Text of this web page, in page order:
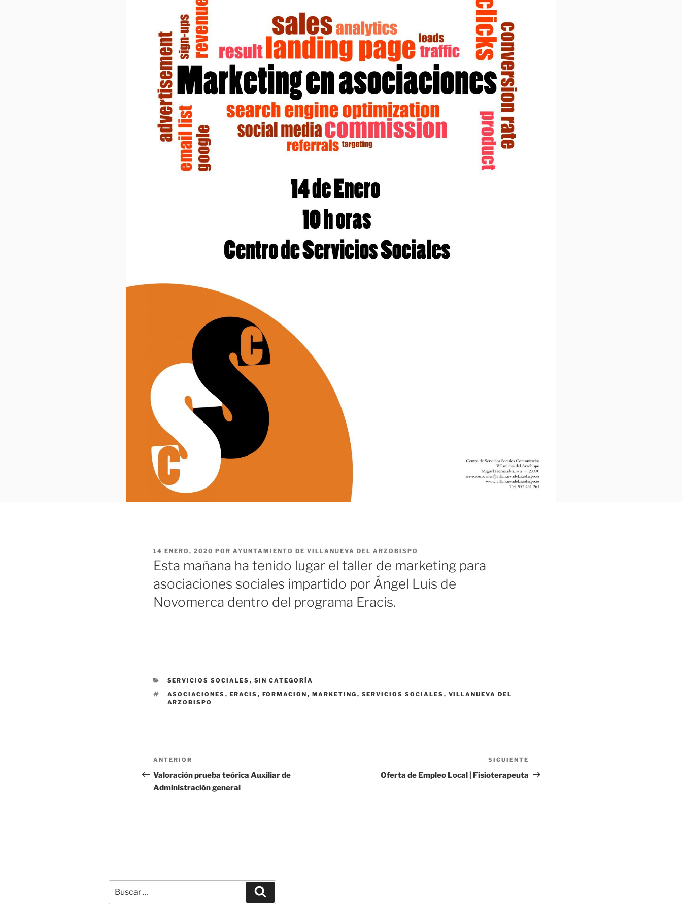
PUBLICADO
EL
14 ENERO, 2020 POR AYUNTAMIENTO DE VILLANUEVA DEL ARZOBISPO
Esta mañana ha tenido lugar el taller de marketing para
asociaciones sociales impartido por Ángel Luis de
Novomerca dentro del programa Eracis.
CATEGORÍAS
SERVICIOS SOCIALES , SIN CATEGORÍA
ETIQUETAS
ASOCIACIONES , ERACIS , FORMACION , MARKETING , SERVICIOS SOCIALES , VILLANUEVA DEL
ARZOBISPO
Navegación
de
entradas
Entrada
anterior:
ANTERIOR
Valoración prueba teórica Auxiliar de
Administración general
entrada
SIGUIENTE
Oferta de Empleo Local | Fisioterapeuta
por: